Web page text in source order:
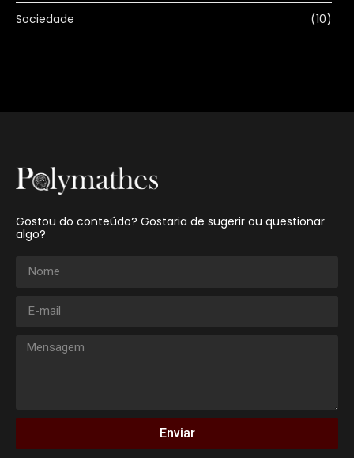
Sociedade
(10)
Gostou do conteúdo? Gostaria de sugerir ou questionar
algo?
Enviar